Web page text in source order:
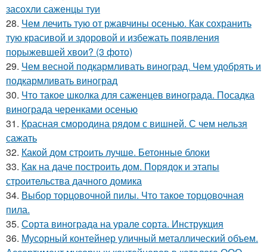
засохли саженцы туи
28. Чем лечить тую от ржавчины осенью. Как сохранить
тую красивой и здоровой и избежать появления
порыжевшей хвои? (3 фото)
29. Чем весной подкармливать виноград. Чем удобрять и
подкармливать виноград
30. Что такое школка для саженцев винограда. Посадка
винограда черенками осенью
31. Красная смородина рядом с вишней. С чем нельзя
сажать
32. Какой дом строить лучше. Бетонные блоки
33. Как на даче построить дом. Порядок и этапы
строительства дачного домика
34. Выбор торцовочной пилы. Что такое торцовочная
пила.
35. Сорта винограда на урале сорта. Инструкция
36. Мусорный контейнер уличный металлический объем.